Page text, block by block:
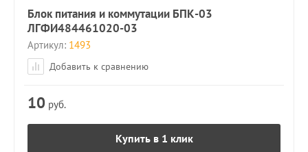
Блок питания и коммутации БПК-03
ЛГФИ484461020-03
Артикул: 1493
Добавить к сравнению
10 руб.
Купить в 1 клик